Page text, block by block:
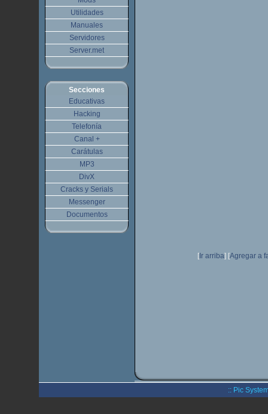
Utilidades
Manuales
Servidores
Server.met
Secciones
Educativas
Hacking
Telefonía
Canal +
Carátulas
MP3
DivX
Cracks y Serials
Messenger
Documentos
[ Ir arriba] [Agregar a
:: Pic